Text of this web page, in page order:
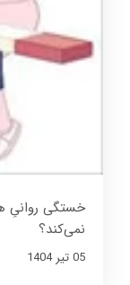
خستگی روانیِ
نمی‌کند؟
05 تير 1404